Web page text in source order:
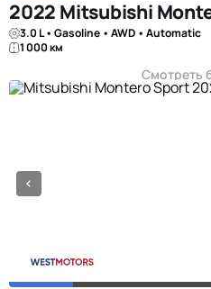
2022 Mitsubishi
3.0 L • Gasoline • AWD • Automatic
1 000 км
Смотреть